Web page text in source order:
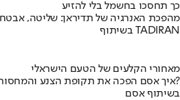
כך תחסכו בחשמל בלי להזיע
מהפכת האנרגיה של תדיראן: שליטה,
בשיתוף TADIRAN
מאחורי הקלעים של הטעם הישראלי
איך אסם הפכה את תקופת הצנע והמחסור הקשה של שנות ה-40 למותג לאומי?
בשיתוף אסם